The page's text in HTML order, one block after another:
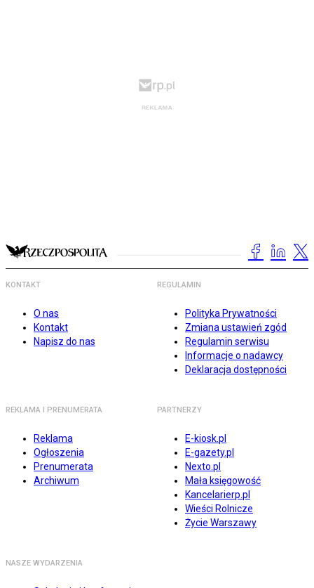
KONTAKT
O nas
Kontakt
Napisz do nas
REGULAMIN
Polityka Prywatności
Zmiana ustawień zgód
Regulamin serwisu
Informacje o nadawcy
Deklaracja dostępności
REKLAMA I PRENUMERATA
Reklama
Ogłoszenia
Prenumerata
Archiwum
PARTNERZY
E-kiosk.pl
E-gazety.pl
Nexto.pl
Mała księgowość
Kancelarierp.pl
Wieści Rolnicze
Życie Warszawy
NASZE WYDARZENIA